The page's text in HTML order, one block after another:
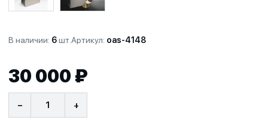
В наличии: 6шт.Артикул: oas-4148
30 000 ₽
− +